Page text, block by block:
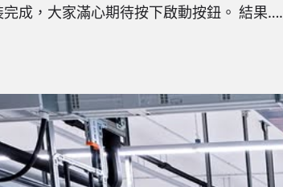
成，大家滿心期待按下啟動按鈕。 結果